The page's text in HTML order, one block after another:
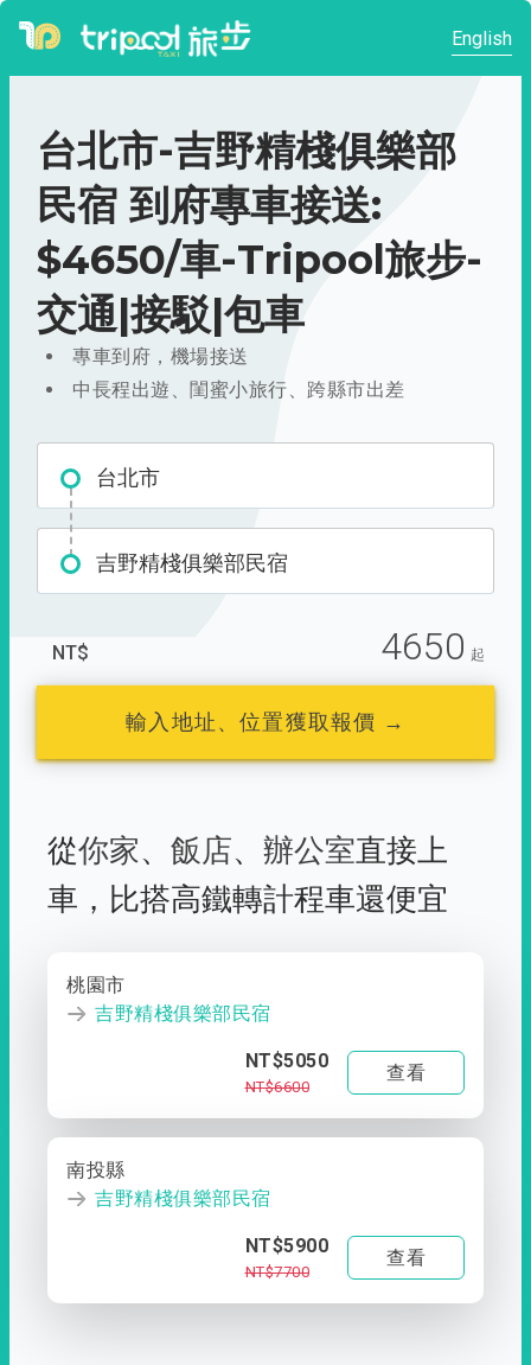
English
台北市-吉野精棧俱樂部
民宿 到府專車接送:
$4650/車-Tripool旅步-
交通|接駁|包車
專車到府，機場接送
中長程出遊、閨蜜小旅行、跨縣市出差
台北市
吉野精棧俱樂部民宿
NT$ 4650 起
輸入地址、位置獲取報價 →
從你家、 飯店、 辦公室直接上
車， 比搭高鐵轉計程車還便宜
桃園市
吉野精棧俱樂部民宿
NT$5050
NT$6600
查看
南投縣
吉野精棧俱樂部民宿
NT$5900
NT$7700
查看